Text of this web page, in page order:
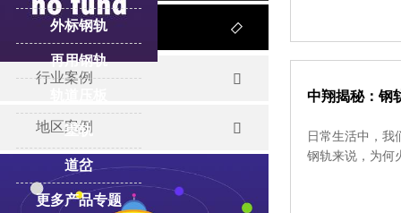
中翔揭秘：钢
日常生活中，我
钢轨来说，为何
客户案例 
行业案例 
地区案例 
外标钢轨
再用钢轨
重轨
道岔
更多产品专题